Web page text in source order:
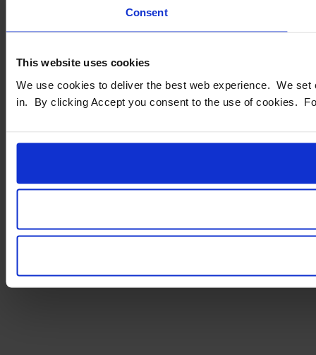
Consent
This website uses cookies
We use cookies to deliver the best web experience. We
in. By clicking Accept you consent to the use of cookies.